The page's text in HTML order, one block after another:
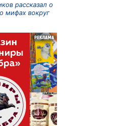
рассказал о
мифах вокруг